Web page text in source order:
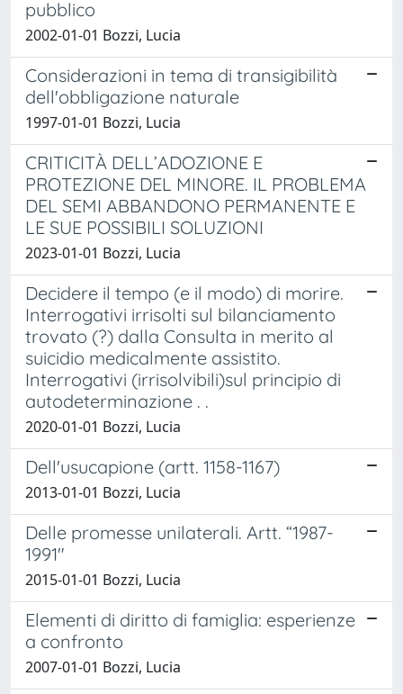
pubblico
2002-01-01 Bozzi, Lucia
Considerazioni in tema di transigibilità
dell'obbligazione naturale
1997-01-01 Bozzi, Lucia
CRITICITÀ DELL’ADOZIONE E
PROTEZIONE DEL MINORE. IL PROBLEMA
DEL SEMI ABBANDONO PERMANENTE E
LE SUE POSSIBILI SOLUZIONI
2023-01-01 Bozzi, Lucia
Decidere il tempo (e il modo) di morire.
Interrogativi irrisolti sul bilanciamento
trovato (?) dalla Consulta in merito al
suicidio medicalmente assistito.
Interrogativi (irrisolvibili)sul principio di
autodeterminazione . .
2020-01-01 Bozzi, Lucia
Dell'usucapione (artt. 1158-1167)
2013-01-01 Bozzi, Lucia
Delle promesse unilaterali. Artt. “1987-
1991"
2015-01-01 Bozzi, Lucia
Elementi di diritto di famiglia: esperienze
a confronto
2007-01-01 Bozzi, Lucia